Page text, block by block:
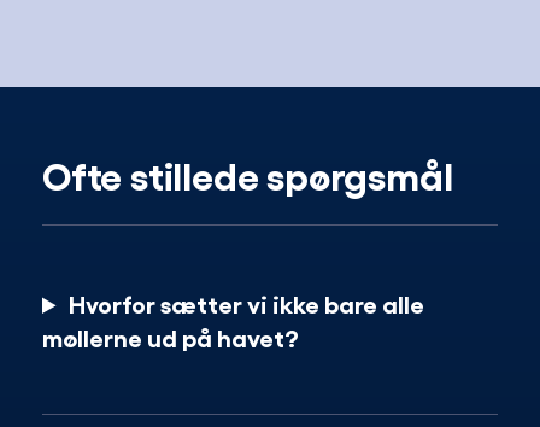
Ofte stillede spørgsmål
Hvorfor sætter vi ikke bare alle
møllerne ud på havet?